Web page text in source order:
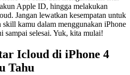
Apple ID, hingga melakukan
Jangan lewatkan kesempatan untuk
skill kamu dalam menggunakan iPhone
sampai selesai. Yuk, kita mulai!
Icloud di iPhone 4
Tahu